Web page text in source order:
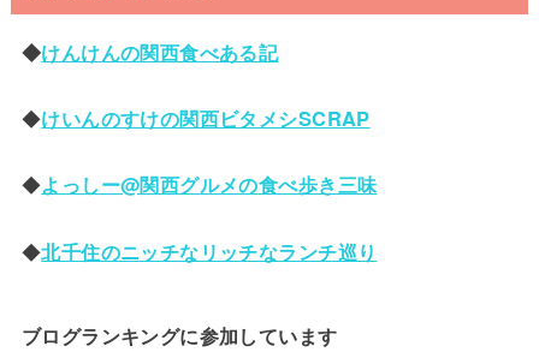
◆けんけんの関西食べある記
◆けいんのすけの関西ビタメシSCRAP
◆よっしー@関西グルメの食べ歩き三味
◆北千住のニッチなリッチなランチ巡り
ブログランキングに参加しています